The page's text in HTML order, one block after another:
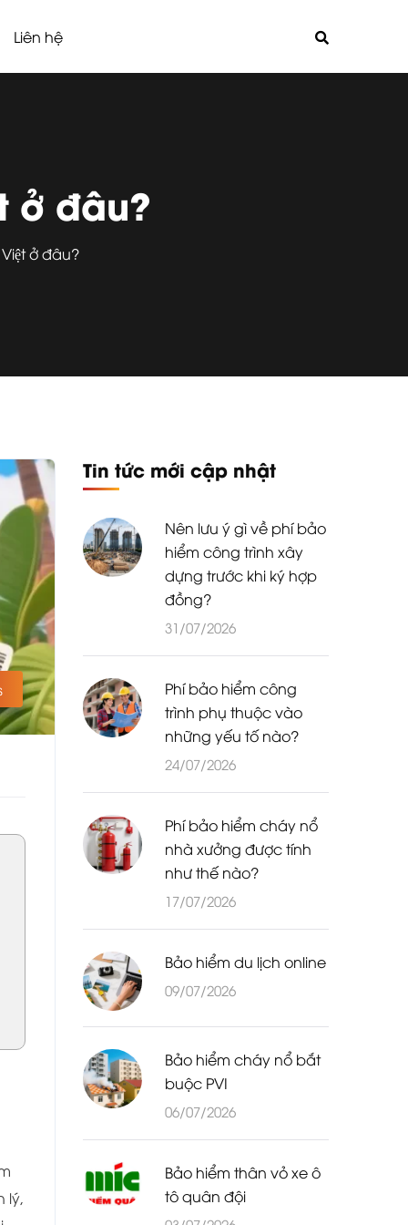
Liên hệ
ở đâu?
ở đâu?
lý,
Tin tức mới cập nhật
Nên lưu ý gì về phí bảo
hiểm công trình xây
dựng trước khi ký hợp
đồng?
31/07/2026
Phí bảo hiểm công
trình phụ thuộc vào
những yếu tố nào?
24/07/2026
Phí bảo hiểm cháy nổ
nhà xưởng được tính
như thế nào?
17/07/2026
Bảo hiểm du lịch online
09/07/2026
Bảo hiểm cháy nổ bắt
buộc PVI
06/07/2026
Bảo hiểm thân vỏ xe ô
tô quân đội